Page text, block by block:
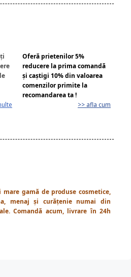
Oferă prietenilor 5%
reducere la prima comandă
și caștigi 10% din valoarea
comenzilor primite la
recomandarea ta !
>> afla cum
gamă de produse cosmetice,
menaj și curățenie numai din
Comandă acum, livrare în 24h